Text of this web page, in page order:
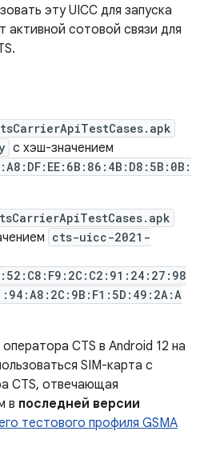
эту UICC для запуска
активной сотовой связи для
с хэш-значением
cts-uicc-2021-
CTS в Android 12 на
SIM-карта с
CTS, отвечающая
в последней версии
тестового профиля GSMA